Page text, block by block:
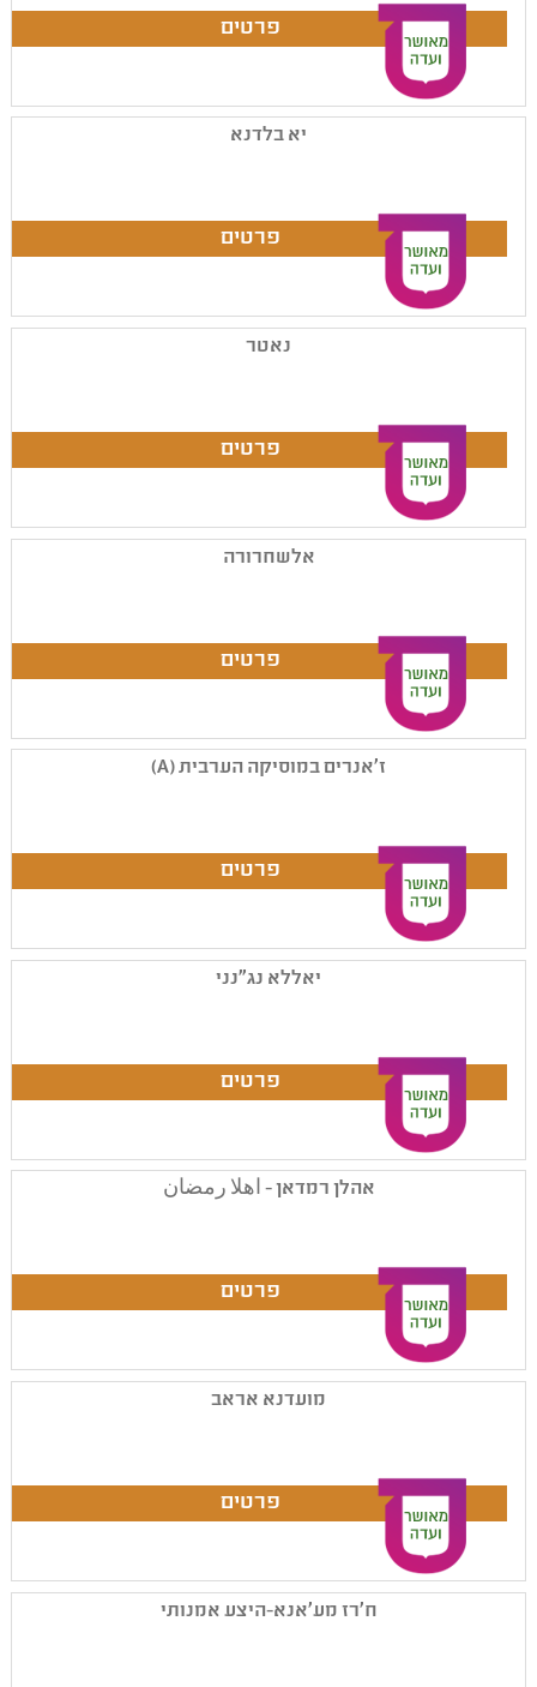
יא בלדנא
נאטר
אלשחרורה
ז'אנרים במוסיקה הערבית (A)
יאללא נג"נני
אהלן רמדאן - اهلا رمضان
מועדנא אראב
ח'רז מע'אנא-היצע אמנותי